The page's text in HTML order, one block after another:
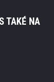
TAKÉ NA